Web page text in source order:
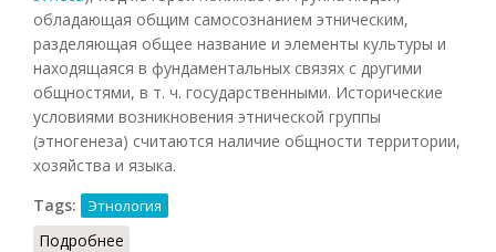
обладающая общим самосознанием этническим,
разделяющая общее название и элементы культуры и
находящаяся в фундаментальных связях с другими
общностями, в т. ч. государственными. Исторические
условиями возникновения этнической группы
(этногенеза) считаются наличие общности территории,
хозяйства и языка.
Tags:
Этнология
Подробнее